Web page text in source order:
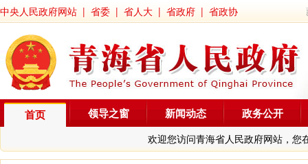
中央人民政府网站 | 省委 | 省人大 | 省政府 | 省政协
首页
欢迎您访问青海省人民政府网站，您
领导之窗 新闻动态 政务公开